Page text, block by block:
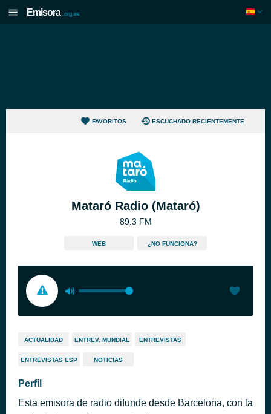
Emisora .org.es
FAVORITOS ESCUCHADO RECIENTEMENTE
Mataró Radio (Mataró)
89.3 FM
WEB ¿NO FUNCIONA?
ACTUALIDAD ENTREV. MUNDIAL ENTREVISTAS
ENTREVISTAS ESP NOTICIAS
Perfil
Esta emisora de radio difunde desde Barcelona, con la